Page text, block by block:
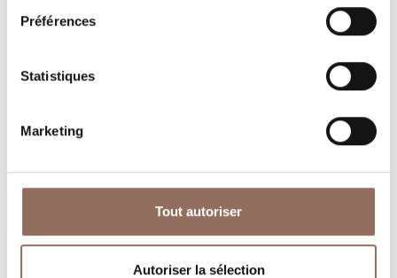
Préférences
Statistiques
Marketing
Tout autoriser
Autoriser la sélection